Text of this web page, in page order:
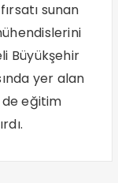
sunan
Büyükşehir
yer alan
eğitim